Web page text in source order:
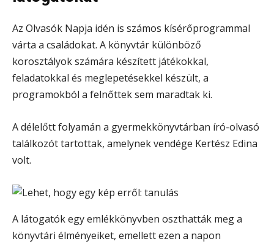
Az Olvasók Napja idén is számos kísérőprogrammal
várta a családokat. A könyvtár különböző
korosztályok számára készített játékokkal,
feladatokkal és meglepetésekkel készült, a
programokból a felnőttek sem maradtak ki.
A délelőtt folyamán a gyermekkönyvtárban író-olvasó
találkozót tartottak, amelynek vendége Kertész Edina
volt.
A látogatók egy emlékkönyvben oszthatták meg a
könyvtári élményeiket, emellett ezen a napon